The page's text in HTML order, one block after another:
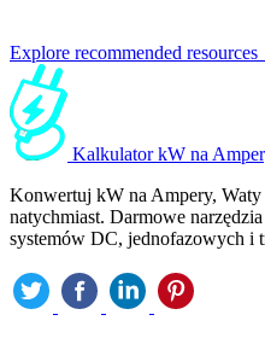
Explore recommended
Kalkulator kW na
Konwertuj kW na Ampery,
natychmiast. Darmowe
systemów DC, jednofazowych i